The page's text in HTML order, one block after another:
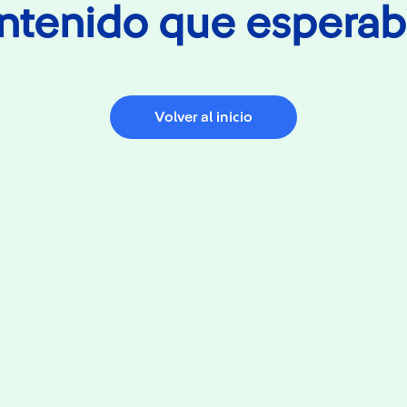
que
Volver al inicio